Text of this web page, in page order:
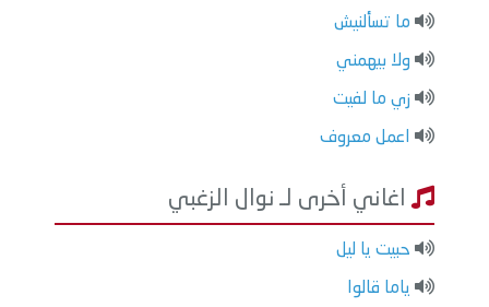
ما تسألنيش
ولا بيهمني
زي ما لفيت
اعمل معروف
اغاني أخرى لـ نوال الزغبي
حبيت يا ليل
ياما قالوا